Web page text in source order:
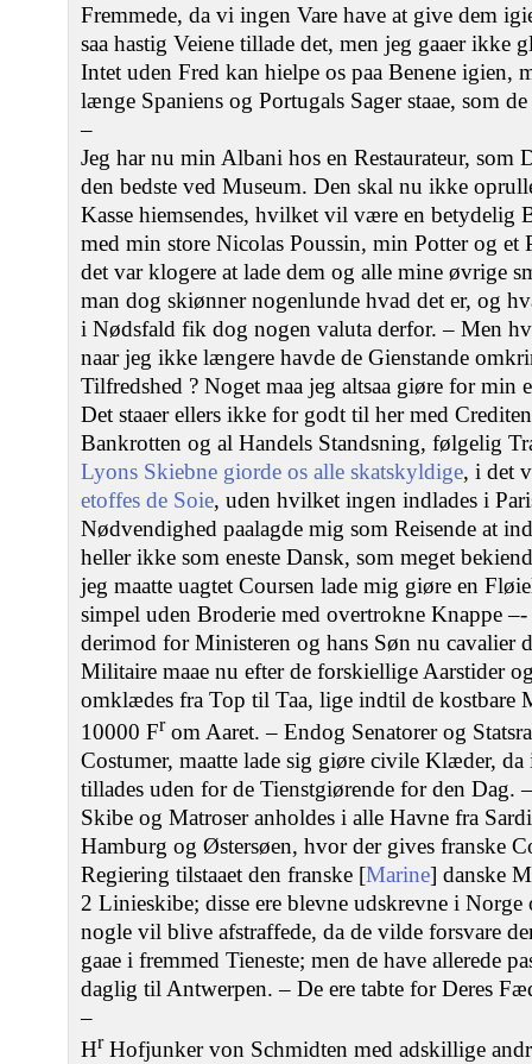
Fremmede, da vi ingen Vare have at give dem
saa hastig Veiene tillade det, men jeg gaaer ikke
Intet uden Fred kan hielpe os paa Benene igien,
længe Spaniens og Portugals Sager staae, som
–
Jeg har nu min Albani hos en Restaurateur, som
den bedste ved Museum. Den skal nu ikke
Kasse hiemsendes, hvilket vil være en betydelig
med min store Nicolas Poussin, min Potter og et
det var klogere at lade dem og alle mine øvrige
man dog skiønner nogenlunde hvad det er, og
i Nødsfald fik dog nogen valuta derfor. – Men
naar jeg ikke længere havde de Gienstande
Tilfredshed ? Noget maa jeg altsaa giøre for min
Det staaer ellers ikke for godt til her med
Bankrotten og al Handels Standsning, følgelig
Lyons Skiebne giorde os alle skatskyldige, i det
etoffes de Soie, uden hvilket ingen indlades i
Nødvendighed paalagde mig som Reisende at
heller ikke som eneste Dansk, som meget
jeg maatte uagtet Coursen lade mig giøre en
simpel uden Broderie med overtrokne Knappe
derimod for Ministeren og hans Søn nu cavalier
Militaire maae nu efter de forskiellige Aarstider
omklædes fra Top til Taa, lige indtil de kostbare
10000 From Aaret. – Endog Senatorer og
Costumer, maatte lade sig giøre civile Klæder,
tillades uden for de Tienstgiørende for den Dag.
Skibe og Matroser anholdes i alle Havne fra
Hamburg og Østersøen, hvor der gives franske
Regiering tilstaaet den franske [Marine] danske
2 Linieskibe; disse ere blevne udskrevne i Norge
nogle vil blive afstraffede, da de vilde forsvare
gaae i fremmed Tieneste; men de have allerede
daglig til Antwerpen. – De ere tabte for Deres
–
HrHofjunker von Schmidten med adskillige